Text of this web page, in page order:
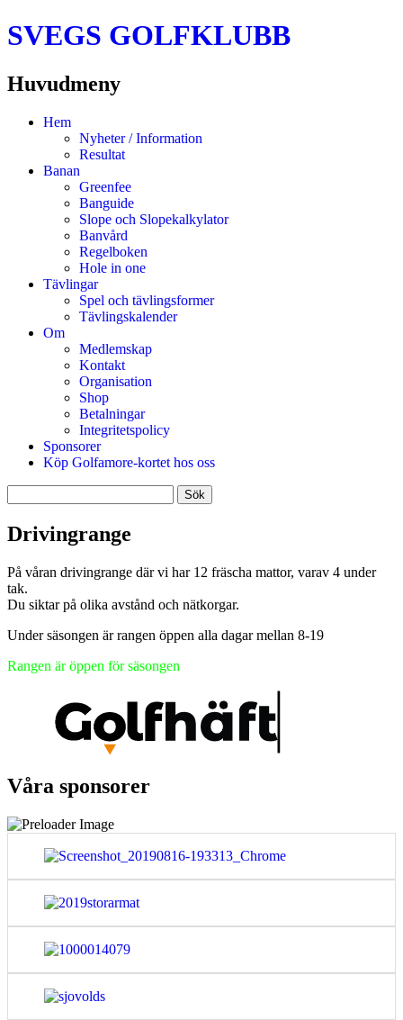
SVEGS GOLFKLUBB
Huvudmeny
HoppaHem
Nyheter / Information
Resultat
Banan
Greenfee
Banguide
Slope och Slopekalkylator
Banvård
Regelboken
Hole in one
Tävlingar
Spel och tävlingsformer
Tävlingskalender
Om
Medlemskap
Kontakt
Organisation
Shop
Betalningar
Integritetspolicy
Sponsorer
Köp Golfamore-kortet hos oss
efter:
Drivingrange
På våran drivingrange där vi har 12 fräscha mattor, varav 4 under
tak.
Du siktar på olika avstånd och nätkorgar.
Under säsongen är rangen öppen alla dagar mellan 8-19
Rangen är öppen för säsongen
Våra sponsorer